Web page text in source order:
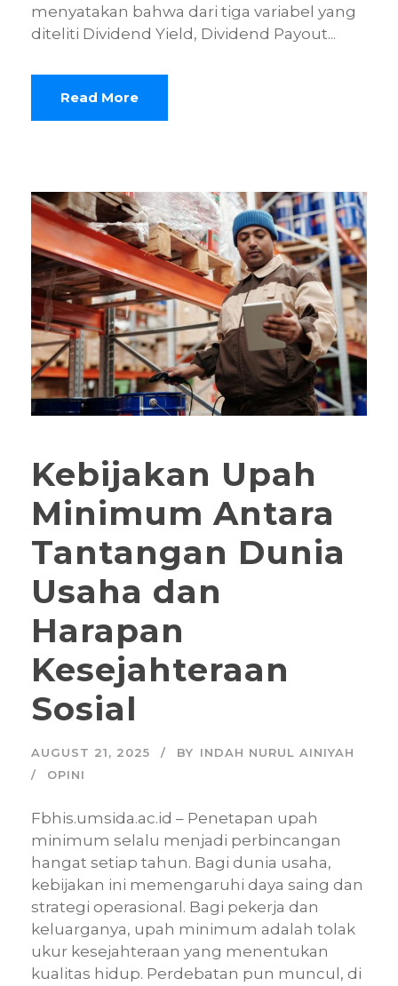
menyatakan bahwa dari tiga variabel yang
diteliti Dividend Yield, Dividend Payout...
Read More
Kebijakan Upah
Minimum Antara
Tantangan Dunia
Usaha dan
Harapan
Kesejahteraan
Sosial
AUGUST 21, 2025 BY INDAH NURUL AINIYAH
OPINI
Fbhis.umsida.ac.id – Penetapan upah
minimum selalu menjadi perbincangan
hangat setiap tahun. Bagi dunia usaha,
kebijakan ini memengaruhi daya saing dan
strategi operasional. Bagi pekerja dan
keluarganya, upah minimum adalah tolak
ukur kesejahteraan yang menentukan
kualitas hidup. Perdebatan pun muncul, di